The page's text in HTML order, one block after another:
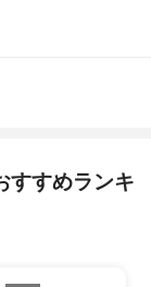
すすめランキ